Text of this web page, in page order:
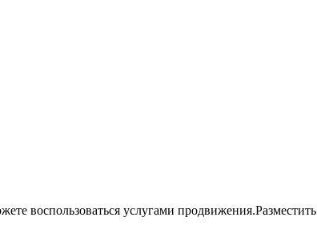
воспользоваться услугами продвижения.Разместить